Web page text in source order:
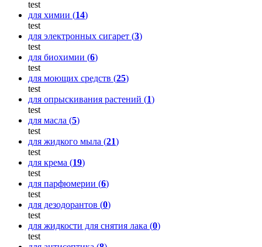
test
для химии (14)
test
для электронных сигарет (3)
test
для биохимии (6)
test
для моющих средств (25)
test
для опрыскивания растений (1)
test
для масла (5)
test
для жидкого мыла (21)
test
для крема (19)
test
для парфюмерии (6)
test
для дезодорантов (0)
test
для жидкости для снятия лака (0)
test